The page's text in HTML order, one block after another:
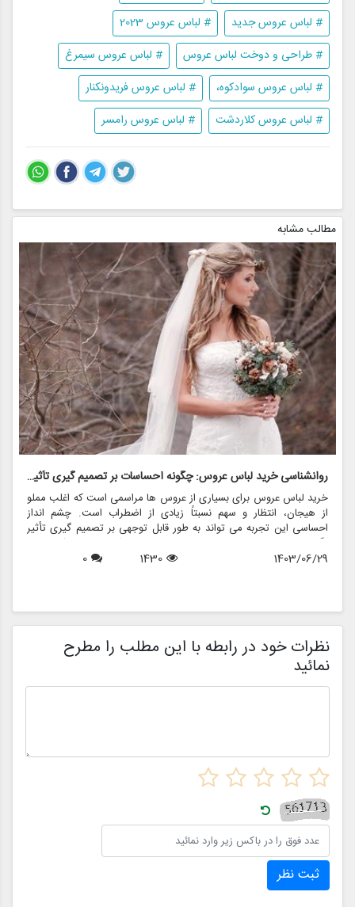
# لباس عروس جدید
# لباس عروس 2023
# طراحی و دوخت لباس عروس
# لباس عروس سیمرغ
# لباس عروس سوادکوه،
# لباس عروس فریدونکنار
# لباس عروس کلاردشت
# لباس عروس رامسر
مطالب مشابه
روانشناسی خرید لباس عروس: چگونه احساسات بر تصمیم گیری تأثیر می گذارد
خرید لباس عروس برای بسیاری از عروس ها مراسمی است که اغلب مملو
از هیجان، انتظار و سهم نسبتاً زیادی از اضطراب است. چشم انداز
احساسی این تجربه می تواند به طور قابل توجهی بر تصمیم گیری تأثیر
بگذارد و منجر به انتخاب هایی شود که نه تنها سبک شخصی بلکه عوامل
روانی عمیق تری را نیز منعکس می کند. در این مقاله، روانشناسی خرید
1403/06/29
1430
0
نظرات خود در رابطه با این مطلب را مطرح
نمائید
ثبت نظر